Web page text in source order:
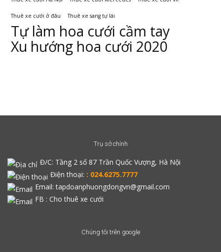
Thuê xe cưới ở đâu Thuê xe sang tự lái
Tự làm hoa cưới cầm tay
Xu hướng hoa cưới 2020
Trụ sở chính
Đ/C: Tầng 2 số 87 Trần Quốc Vượng, Hà Nội
Điện thoại: : 024.6275.7777
Email: tapdoanphuongdongvn@gmail.com
FB : Cho thuê xe cưới
Chúng tôi trên google